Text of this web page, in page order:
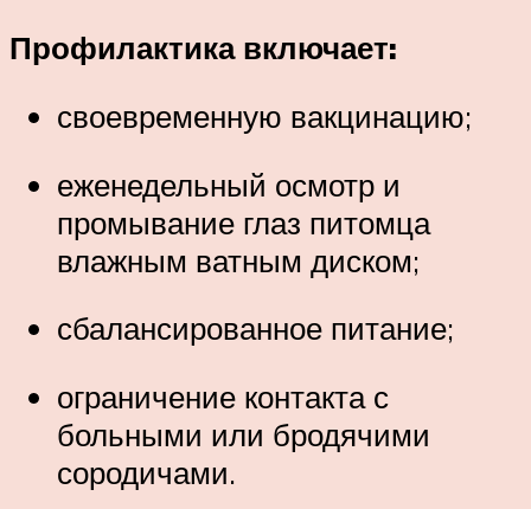
Профилактика включает:
своевременную вакцинацию;
еженедельный осмотр и
промывание глаз питомца
влажным ватным диском;
сбалансированное питание;
ограничение контакта с
больными или бродячими
сородичами.